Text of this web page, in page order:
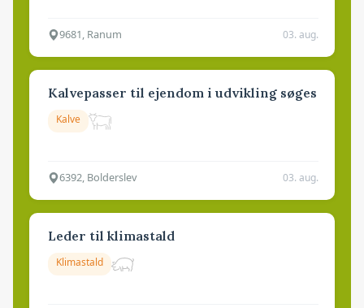
9681, Ranum 03. aug.
Kalvepasser til ejendom i udvikling søges
Kalve
6392, Bolderslev 03. aug.
Leder til klimastald
Klimastald